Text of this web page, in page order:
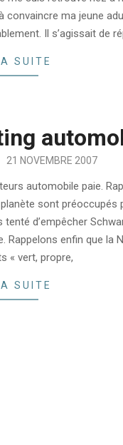
ma jeune
Il s’agissait de
SUITE
21 NOVEMBRE 2007
automobile paie.
sont préoccupés
d’empêcher
enfin que la
« vert, propre,
SUITE